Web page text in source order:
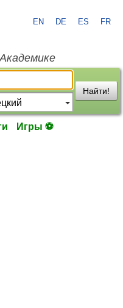
EN DE ES FR
Найти!
Игры ⚽